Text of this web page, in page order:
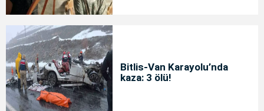
Bitlis-Van Karayolu’nda
kaza: 3 ölü!